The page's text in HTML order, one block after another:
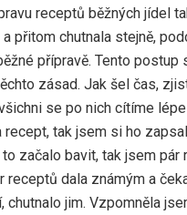
receptů běžných jídel
a přitom chutnala stejně,
přípravě. Tento
zásad. Jak šel čas,
se po nich cítíme
recept, tak jsem si ho
to začalo bavit, tak jsem
receptů dala známým a
chutnalo jim. Vzpomněla